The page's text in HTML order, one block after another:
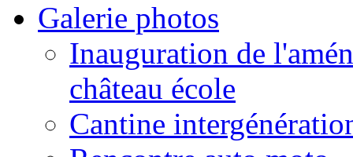
Galerie photos
Inauguration de
château école
Cantine